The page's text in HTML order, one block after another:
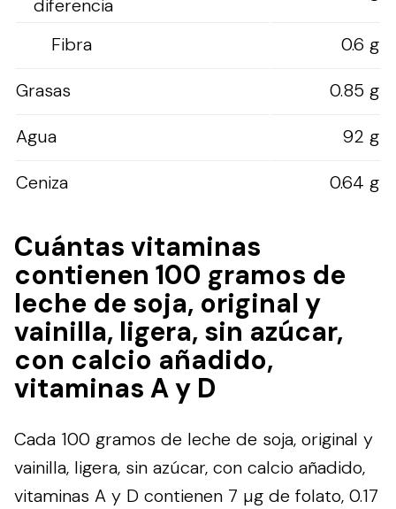
diferencia
Fibra
0.6 g
Grasas
0.85 g
Agua
92 g
Ceniza
0.64 g
Cuántas vitaminas
contienen 100 gramos de
leche de soja, original y
vainilla, ligera, sin azúcar,
con calcio añadido,
vitaminas A y D
Cada 100 gramos de leche de soja, original y
vainilla, ligera, sin azúcar, con calcio añadido,
vitaminas A y D contienen 7 µg de folato, 0.17